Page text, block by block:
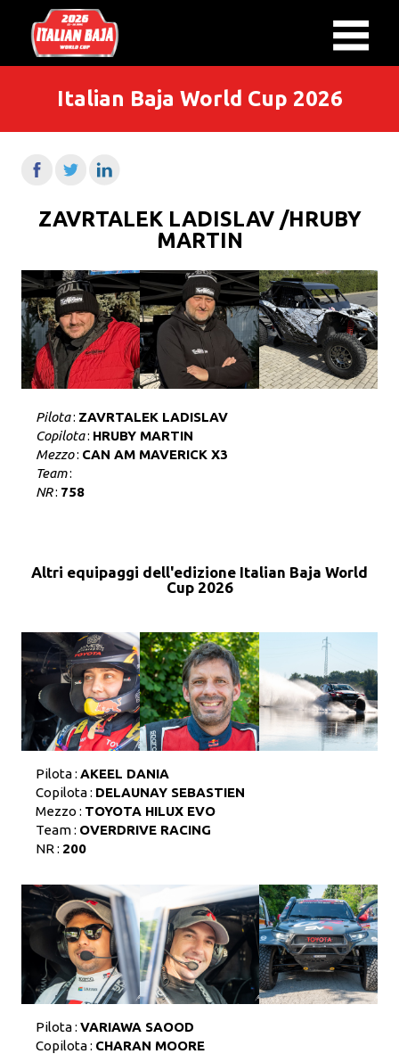
Italian Baja World Cup 2026
ZAVRTALEK LADISLAV /HRUBY
MARTIN
Pilota: ZAVRTALEK LADISLAV
Copilota: HRUBY MARTIN
Mezzo: CAN AM MAVERICK X3
Team:
NR: 758
Altri equipaggi dell'edizione Italian Baja World
Cup 2026
Pilota : AKEEL DANIA
Copilota : DELAUNAY SEBASTIEN
Mezzo : TOYOTA HILUX EVO
Team : OVERDRIVE RACING
NR : 200
Pilota : VARIAWA SAOOD
Copilota : CHARAN MOORE